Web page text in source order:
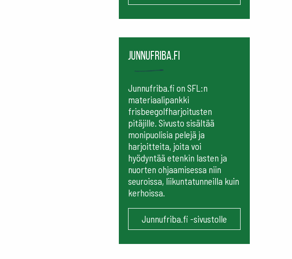
Junnufriba.fi
Junnufriba.fi on SFL:n
materiaalipankki
frisbeegolfharjoitusten
pitäjille. Sivusto sisältää
monipuolisia pelejä ja
harjoitteita, joita voi
hyödyntää etenkin lasten ja
nuorten ohjaamisessa niin
seuroissa, liikuntatunneilla kuin
kerhoissa.
Junnufriba.fi -sivustolle